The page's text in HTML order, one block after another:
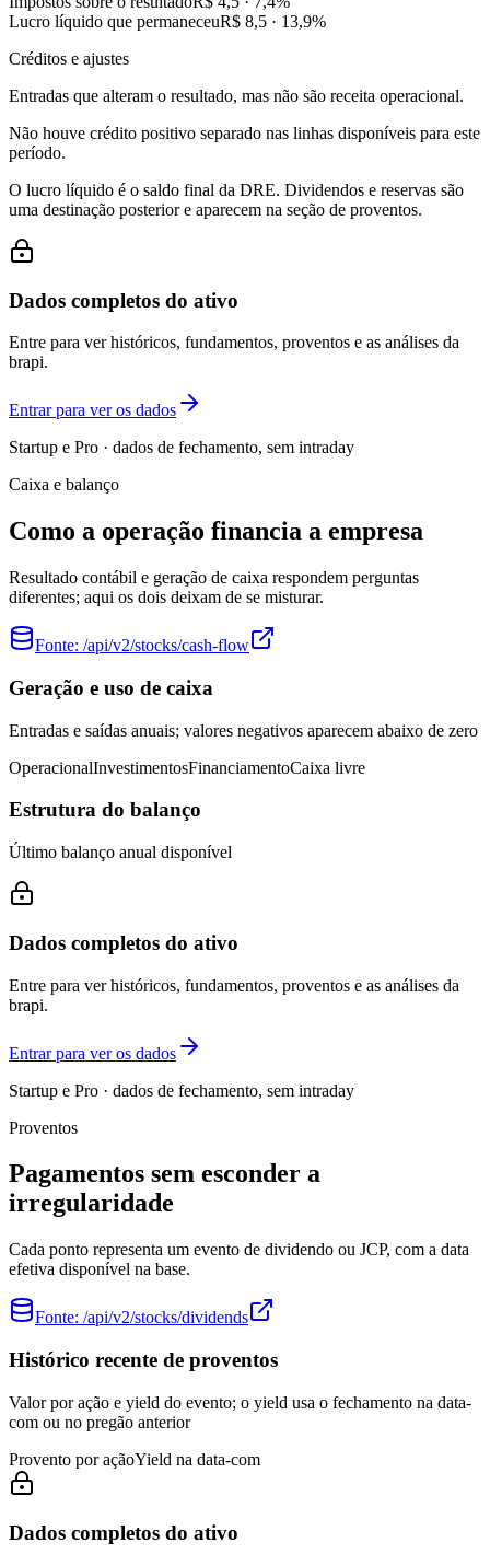
Lucro líquido que permaneceuR$ 8,5 · 13,9%
Créditos e ajustes
Entradas que alteram o resultado, mas não são receita operacional.
Não houve crédito positivo separado nas linhas disponíveis para este
período.
O lucro líquido é o saldo final da DRE. Dividendos e reservas são
uma destinação posterior e aparecem na seção de proventos.
Dados completos do ativo
Entre para ver históricos, fundamentos, proventos e as análises da
brapi.
Entrar para ver os dados
Startup e Pro · dados de fechamento, sem intraday
Caixa e balanço
Como a operação financia a empresa
Resultado contábil e geração de caixa respondem perguntas
diferentes; aqui os dois deixam de se misturar.
Fonte: /api/v2/stocks/cash-flow
Geração e uso de caixa
Entradas e saídas anuais; valores negativos aparecem abaixo de zero
OperacionalInvestimentosFinanciamentoCaixa livre
Estrutura do balanço
Último balanço anual disponível
Dados completos do ativo
Entre para ver históricos, fundamentos, proventos e as análises da
brapi.
Entrar para ver os dados
Startup e Pro · dados de fechamento, sem intraday
Proventos
Pagamentos sem esconder a
irregularidade
Cada ponto representa um evento de dividendo ou JCP, com a data
efetiva disponível na base.
Fonte: /api/v2/stocks/dividends
Histórico recente de proventos
Valor por ação e yield do evento; o yield usa o fechamento na data-
com ou no pregão anterior
Provento por açãoYield na data-com
Dados completos do ativo